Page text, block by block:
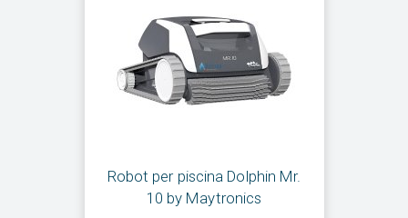
Robot per piscina Dolphin Mr.
10 by Maytronics